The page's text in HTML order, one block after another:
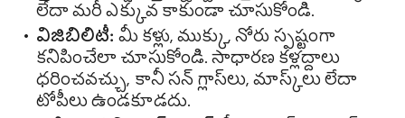
లేదా మరీ ఎక్కువ కాకుండా చూసుకోండి.
విజిబిలిటీ: మీ కళ్లు, ముక్కు, నోరు స్పష్టంగా
కనిపించేలా చూసుకోండి. సాధారణ కళ్లద్దాలు
ధరించవచ్చు, కానీ సన్ గ్లాస్‌లు, మాస్క్‌లు లేదా
టోపీలు ఉండకూడదు.